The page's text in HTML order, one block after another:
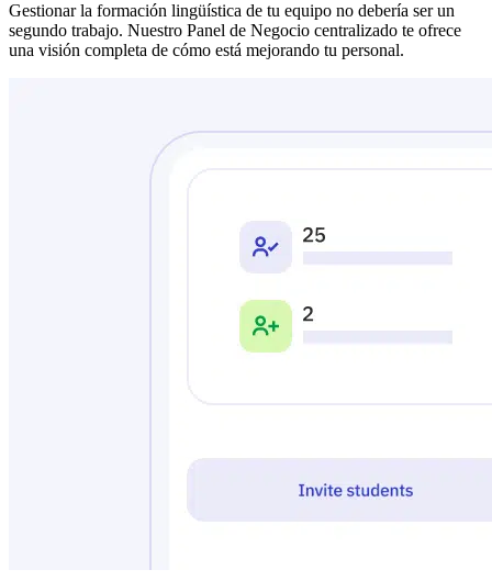
Gestionar la formación lingüística de tu equipo no debería ser un
segundo trabajo. Nuestro Panel de Negocio centralizado te ofrece
una visión completa de cómo está mejorando tu personal.